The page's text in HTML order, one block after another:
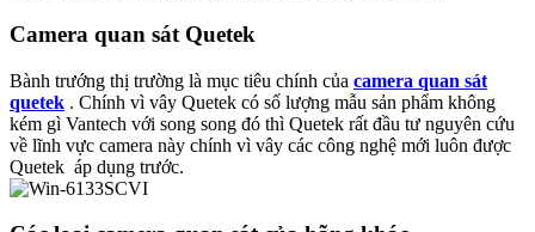
Camera quan sát Quetek
Bành trướng thị trường là mục tiêu chính của camera quan sát
quetek . Chính vì vây Quetek có số lượng mẫu sản phẩm không
kém gì Vantech với song song đó thì Quetek rất đầu tư nguyên cứu
về lĩnh vực camera này chính vì vây các công nghệ mới luôn được
Quetek áp dụng trước.